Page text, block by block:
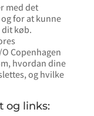
med det
for at kunne
køb.
Copenhagen
hvordan dine
og hvilke
og links: